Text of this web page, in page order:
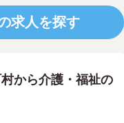
求人を探す
から介護・福祉の